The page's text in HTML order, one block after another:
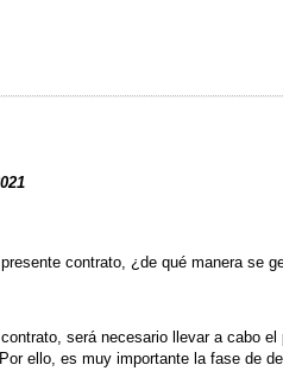
contrato, ¿de qué manera se
será necesario llevar a cabo
ello, es muy importante la fase de